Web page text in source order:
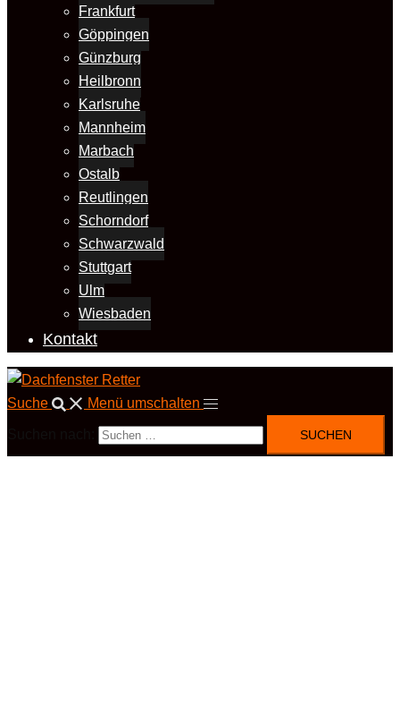
Frankfurt
Göppingen
Günzburg
Heilbronn
Karlsruhe
Mannheim
Marbach
Ostalb
Reutlingen
Schorndorf
Schwarzwald
Stuttgart
Ulm
Wiesbaden
Kontakt
Suche Menü umschalten